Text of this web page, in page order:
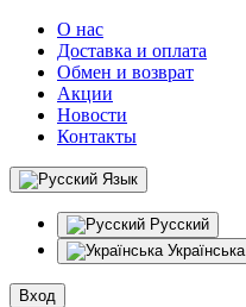
О нас
Доставка и оплата
Обмен и возврат
Акции
Новости
Контакты
Язык
Русский
Українська
Вход